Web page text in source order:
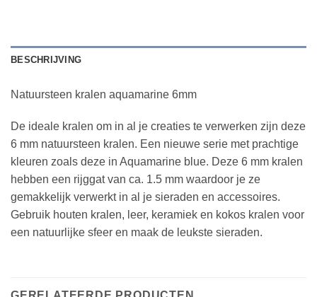
BESCHRIJVING
Natuursteen kralen aquamarine 6mm
De ideale kralen om in al je creaties te verwerken zijn deze
6 mm natuursteen kralen. Een nieuwe serie met prachtige
kleuren zoals deze in Aquamarine blue. Deze 6 mm kralen
hebben een rijggat van ca. 1.5 mm waardoor je ze
gemakkelijk verwerkt in al je sieraden en accessoires.
Gebruik houten kralen, leer, keramiek en kokos kralen voor
een natuurlijke sfeer en maak de leukste sieraden.